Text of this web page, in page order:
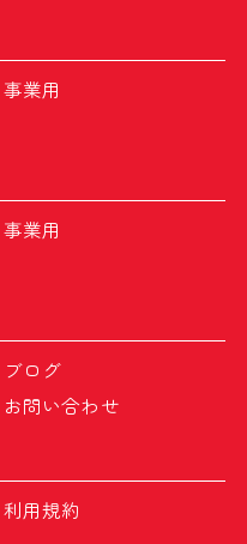
事業用
事業用
ブログ
お問い合わせ
利用規約